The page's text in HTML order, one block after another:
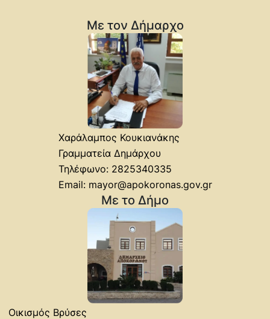
Μάθε περισσότερα
Δελτίο τύπου – Δεν ήταν κινδυνολογία. Ήταν
Μάθε περισσότερα
ΠΡΟΣΚΛΗΣΗ ΕΝΔΙΑΦΕΡΟΝΤΟΣ ΓΙΑ
ΥΠΟΒΟΛΗ ΠΡΟΣΦΟΡΑΣ ΓΙΑ ΤΗΝ ΕΠΙΛΟΓΗ
ΑΝΑΔΟΧΟΥ ΤΗΣ ΜΕΛΕΤΗΣ ΜΕ…
Προληπτικά μέτρα για την Ευλογιά των
αιγοπροβάτων
10/07/2026
Με τον Δήμαρχο
Χαράλαμπος Κουκιανάκης
Γραμματεία Δημάρχου
Τηλέφωνο: 2825340335
Email: mayor@apokoronas.gov.gr
Με το Δήμο
Οικισμός Βρύσες